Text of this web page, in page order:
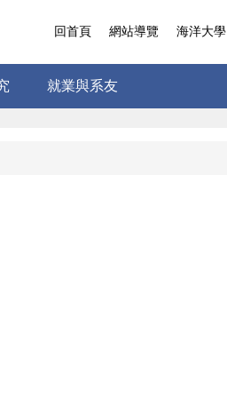
就業與系友
回首頁 網站導覽 海洋大學